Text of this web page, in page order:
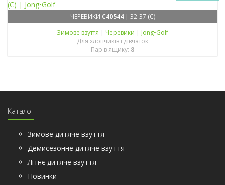
ЧЕРЕВИКИ C40544| 32-37 (C)
Зимове взуття | Черевики | Jong•Golf
Для хлопчиків і дівчаток
Пар в ящику: 8
Каталог
Зимове дитяче взуття
Демисезонне дитяче взуття
Літнє дитяче взуття
Новинки